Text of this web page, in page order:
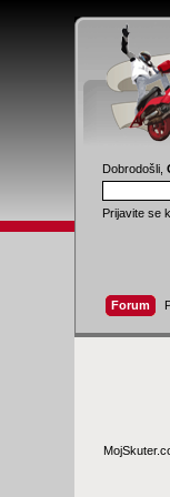
Dobrodošli,
Prijavite se
Forum